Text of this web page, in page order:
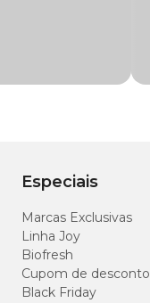
de Manganês,
80g/kg
Especiais
Marcas Exclusivas
Linha Joy
Biofresh
Cupom de desconto
Black Friday